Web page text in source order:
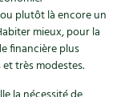
plutôt là encore un
mieux, pour la
financière plus
très modestes.